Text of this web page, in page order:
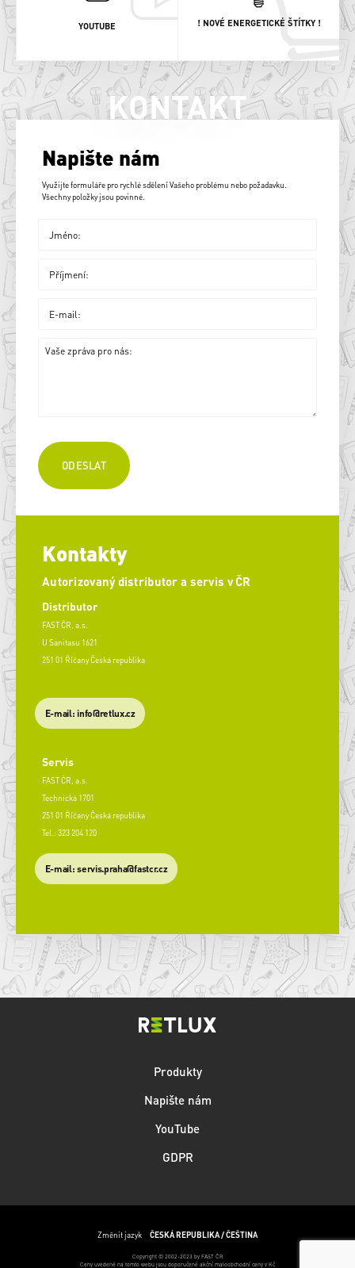
YOUTUBE ! NOVÉ ENERGETICKÉ ŠTÍTKY !
KONTAKT
Napište nám
Využijte formuláře pro rychlé sdělení Vašeho problému nebo požadavku.
Všechny položky jsou povinné.
Kontakty
Autorizovaný distributor a servis v ČR
Distributor
FAST ČR, a.s.
U Sanitasu 1621
251 01 Říčany Česká republika
E-mail: info@retlux.cz
Servis
FAST ČR, a.s.
Technická 1701
251 01 Říčany Česká republika
Tel.: 323 204 120
​E-mail: servis.praha@fastcr.cz
Produkty
Napište nám
YouTube
GDPR
Změnit jazyk ČESKÁ REPUBLIKA / ČEŠTINA
Copyright © 2002-2023 by FAST ČR
Ceny uvedené na tomto webu jsou doporučené akční maloobchodní ceny v Kč